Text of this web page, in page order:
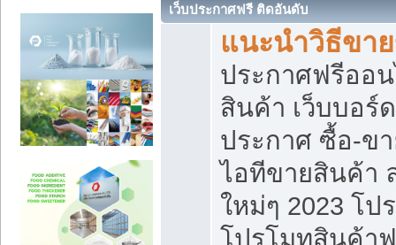
เว็บประกาศฟรี ติดอันดับ
แนะนำวิธีขา
ประกาศฟรีออ
สินค้า เว็บบอร์
ประกาศ ซื้อ-ข
ไอทีขายสินค้า
ใหม่ๆ 2023 โป
โปรโมทสินค้า